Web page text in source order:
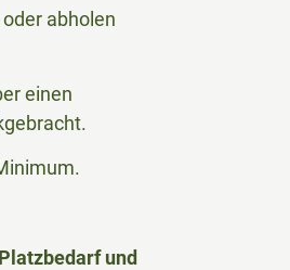
abholen
einen
und